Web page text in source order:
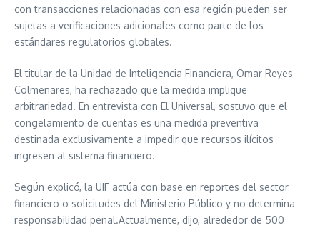
con transacciones relacionadas con esa región pueden ser
sujetas a verificaciones adicionales como parte de los
estándares regulatorios globales.
El titular de la Unidad de Inteligencia Financiera, Omar Reyes
Colmenares, ha rechazado que la medida implique
arbitrariedad. En entrevista con El Universal, sostuvo que el
congelamiento de cuentas es una medida preventiva
destinada exclusivamente a impedir que recursos ilícitos
ingresen al sistema financiero.
Según explicó, la UIF actúa con base en reportes del sector
financiero o solicitudes del Ministerio Público y no determina
responsabilidad penal.Actualmente, dijo, alrededor de 500